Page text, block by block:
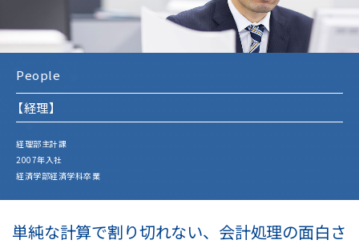
People
【経理】
経理部主計課
2007年入社
経済学部経済学科卒業
単純な計算で割り切れない、会計処理の面白さ